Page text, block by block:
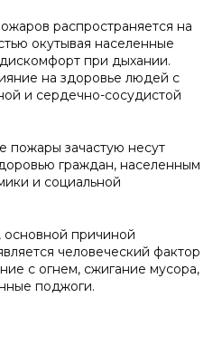
распространяется на
окутывая населенные
при дыхании.
на здоровье людей с
и сердечно-сосудистой
пожары зачастую несут
граждан, населенным
и социальной
основной причиной
человеческий фактор
с огнем, сжигание мусора,
поджоги.